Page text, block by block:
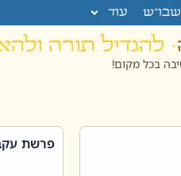
שבו”ש עוד
· להגדיל תורה
בכל מקום!
פרשת